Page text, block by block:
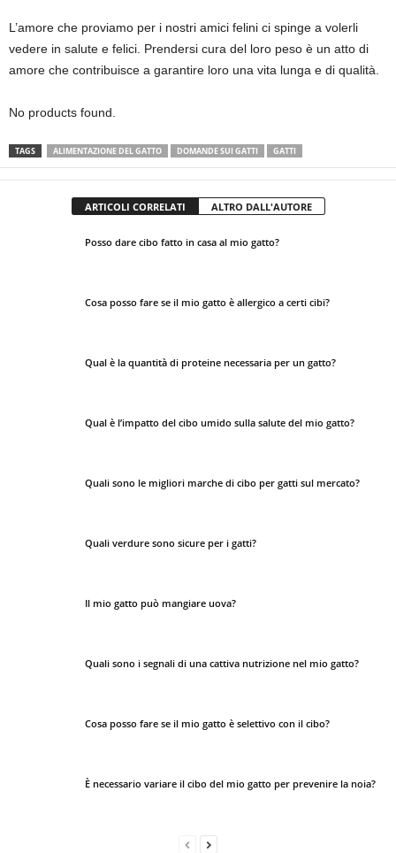
L’amore che proviamo per i nostri amici felini ci spinge a volerli
vedere in salute e felici. Prendersi cura del loro peso è un atto di
amore che contribuisce a garantire loro una vita lunga e di qualità.
No products found.
TAGS ALIMENTAZIONE DEL GATTO DOMANDE SUI GATTI GATTI
ARTICOLI CORRELATI ALTRO DALL'AUTORE
Posso dare cibo fatto in casa al mio gatto?
Cosa posso fare se il mio gatto è allergico a certi cibi?
Qual è la quantità di proteine necessaria per un gatto?
Qual è l’impatto del cibo umido sulla salute del mio gatto?
Quali sono le migliori marche di cibo per gatti sul mercato?
Quali verdure sono sicure per i gatti?
Il mio gatto può mangiare uova?
Quali sono i segnali di una cattiva nutrizione nel mio gatto?
Cosa posso fare se il mio gatto è selettivo con il cibo?
È necessario variare il cibo del mio gatto per prevenire la noia?